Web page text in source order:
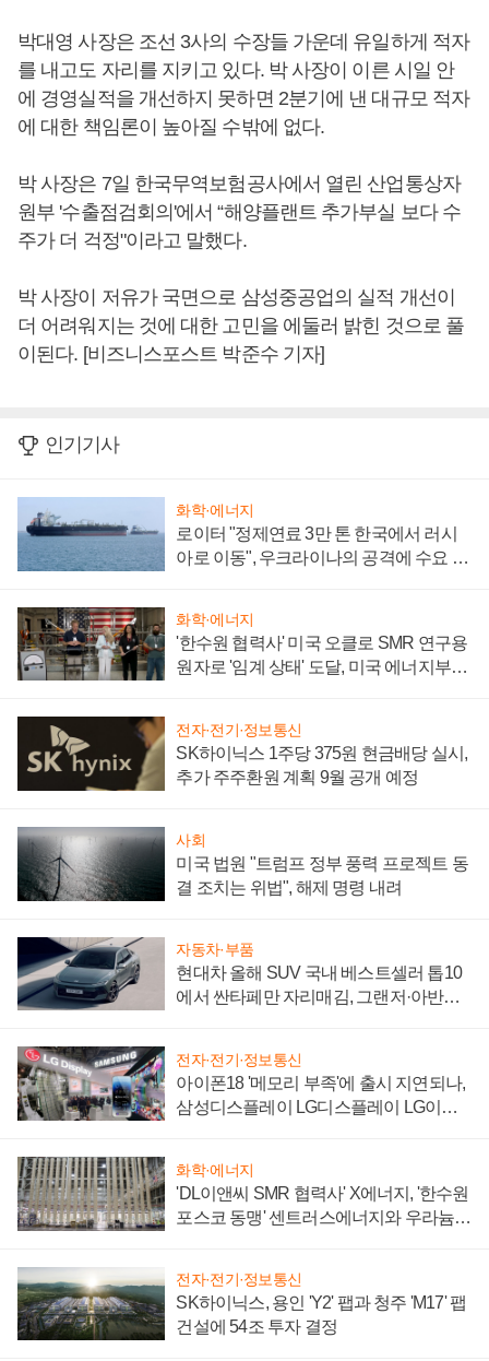
박대영 사장은 조선 3사의 수장들 가운데 유일하게 적자
를 내고도 자리를 지키고 있다. 박 사장이 이른 시일 안
에 경영실적을 개선하지 못하면 2분기에 낸 대규모 적자
에 대한 책임론이 높아질 수밖에 없다.
박 사장은 7일 한국무역보험공사에서 열린 산업통상자
원부 '수출점검회의'에서 “해양플랜트 추가부실 보다 수
주가 더 걱정"이라고 말했다.
박 사장이 저유가 국면으로 삼성중공업의 실적 개선이
더 어려워지는 것에 대한 고민을 에둘러 밝힌 것으로 풀
이된다. [비즈니스포스트 박준수 기자]
인기기사
화학·에너지
로이터 "정제연료 3만 톤 한국에서 러시
아로 이동", 우크라이나의 공격에 수요 늘
화학·에너지
'한수원 협력사' 미국 오클로 SMR 연구용
원자로 '임계 상태' 도달, 미국 에너지부
전자·전기·정보통신
SK하이닉스 1주당 375원 현금배당 실시,
추가 주주환원 계획 9월 공개 예정
사회
미국 법원 "트럼프 정부 풍력 프로젝트 동
결 조치는 위법", 해제 명령 내려
자동차·부품
현대차 올해 SUV 국내 베스트셀러 톱10
에서 싼타페만 자리매김, 그랜저·아반떼
전자·전기·정보통신
아이폰18 '메모리 부족'에 출시 지연되나,
삼성디스플레이 LG디스플레이 LG이노
화학·에너지
'DL이앤씨 SMR 협력사' X에너지, '한수원
포스코 동맹' 센트러스에너지와 우라늄
전자·전기·정보통신
SK하이닉스, 용인 'Y2' 팹과 청주 'M17' 팹
건설에 54조 투자 결정